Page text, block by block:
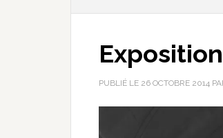
PUBLIÉ LE 26 OCTOBRE 2014